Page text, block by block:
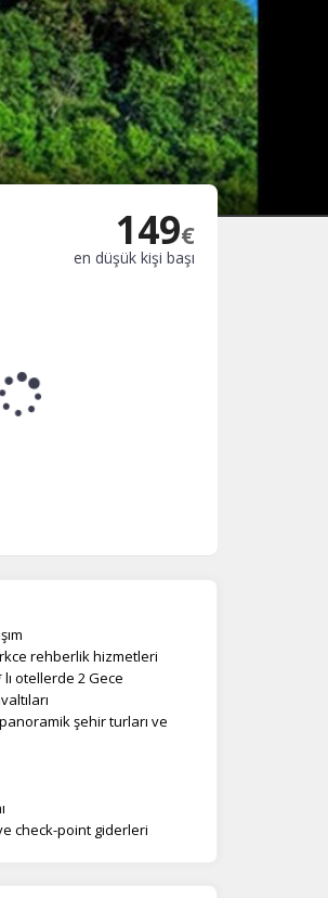
149€
en düşük kişi başı
rehberlik hizmetleri
lı otellerde 2 Gece
şehir turları ve
check-point giderleri